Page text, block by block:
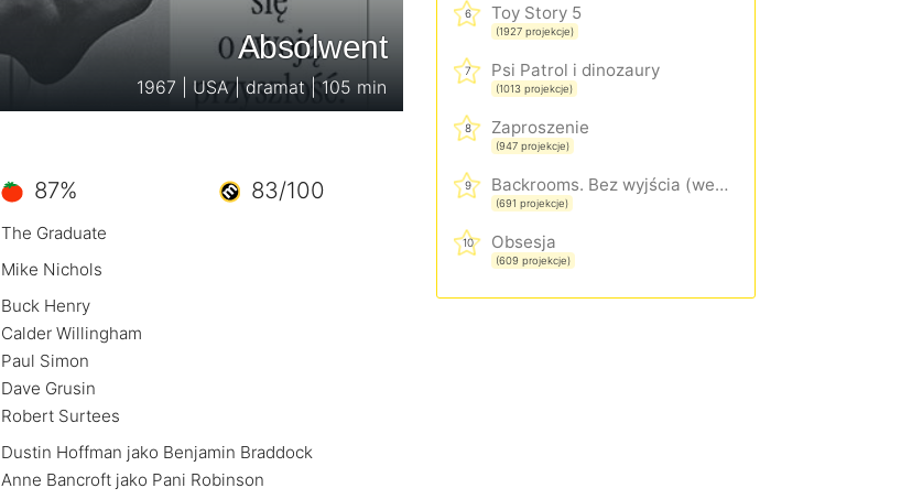
Absolwent
1967 | USA | dramat | 105 min
87% 83/100
The Graduate
Mike Nichols
Buck Henry
Calder Willingham
Paul Simon
Dave Grusin
Robert Surtees
Dustin Hoffman jako Benjamin Braddock
Anne Bancroft jako Pani Robinson
6 Toy Story 5
(1927 projekcje)
7 Psi Patrol i dinozaury
(1013 projekcje)
8 Zaproszenie
(947 projekcje)
9 Backrooms. Bez wyjścia (wersja rozszerzona)
(691 projekcje)
10 Obsesja
(609 projekcje)